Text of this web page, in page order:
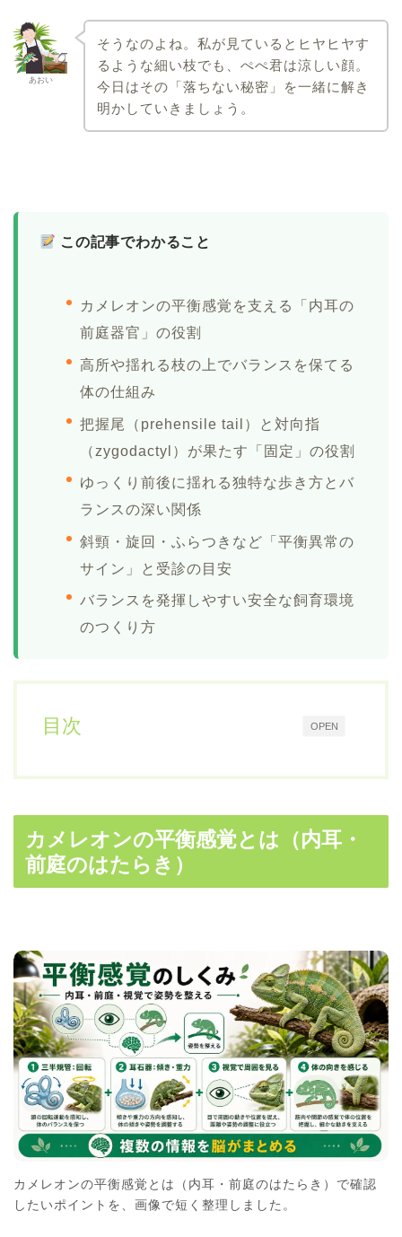
あおい
そうなのよね。私が見ているとヒヤヒヤす
るような細い枝でも、ぺぺ君は涼しい顔。
今日はその「落ちない秘密」を一緒に解き
明かしていきましょう。
この記事でわかること
カメレオンの平衡感覚を支える「内耳の
前庭器官」の役割
高所や揺れる枝の上でバランスを保てる
体の仕組み
把握尾（prehensile tail）と対向指
（zygodactyl）が果たす「固定」の役割
ゆっくり前後に揺れる独特な歩き方とバ
ランスの深い関係
斜頸・旋回・ふらつきなど「平衡異常の
サイン」と受診の目安
バランスを発揮しやすい安全な飼育環境
のつくり方
OPEN
目次
カメレオンの平衡感覚とは（内耳・
前庭のはたらき）
カメレオンの平衡感覚とは（内耳・前庭のはたらき）で確認
したいポイントを、画像で短く整理しました。